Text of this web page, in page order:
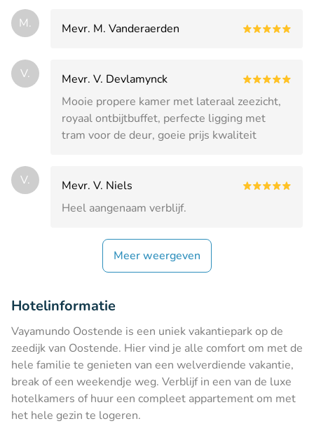
M. Mevr. M. Vanderaerden
V.
Mevr. V. Devlamynck
Mooie propere kamer met lateraal zeezicht,
royaal ontbijtbuffet, perfecte ligging met
tram voor de deur, goeie prijs kwaliteit
V.
Mevr. V. Niels
Heel aangenaam verblijf.
Meer weergeven
Hotelinformatie
Vayamundo Oostende is een uniek vakantiepark op de
zeedijk van Oostende. Hier vind je alle comfort om met de
hele familie te genieten van een welverdiende vakantie,
break of een weekendje weg. Verblijf in een van de luxe
hotelkamers of huur een compleet appartement om met
het hele gezin te logeren.